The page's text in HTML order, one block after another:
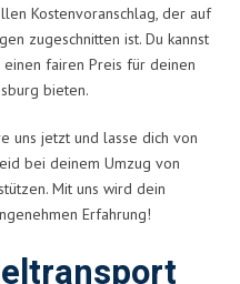
Kostenvoranschlag, der auf
zugeschnitten ist. Du kannst
fairen Preis für deinen
bieten.
uns jetzt und lasse dich von
bei deinem Umzug von
Mit uns wird dein
Erfahrung!